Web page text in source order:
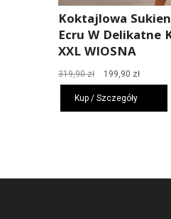
Koktajlowa
Ecru W Delikatne
XXL WIOSNA
319,90zł
Pierwotna
cena
wynosiła:
319,90 zł.
199,90 złAktualna
cena
199,90
Kup / Szczegóły